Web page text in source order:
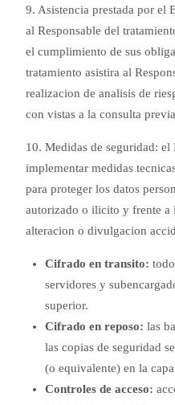
9. Asistencia prestada por el
al Responsable del
el cumplimiento de sus
tratamiento asistira al
realizacion de analisis de
con vistas a la consulta
10. Medidas de seguridad: el
implementar medidas
para proteger los datos
autorizado o ilicito y frente a
alteracion o divulgacion
Cifrado en transito:
servidores y
superior.
Cifrado en reposo: las
las copias de seguridad
(o equivalente) en la
Controles de acceso: